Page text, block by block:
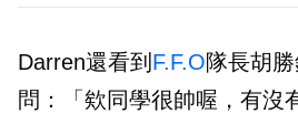
Darren還看到 F.F.O隊長胡
問：「欸同學很帥喔，有沒